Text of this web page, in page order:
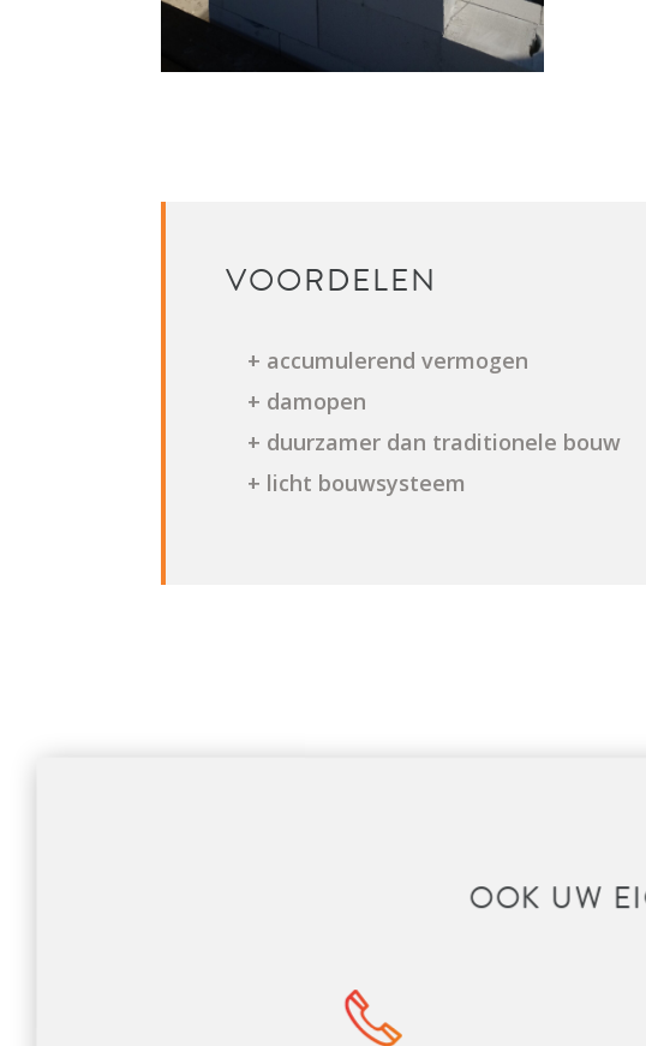
VOORDELEN
+ accumulerend vermogen
+ damopen
+ duurzamer dan traditionele bouw
+ licht bouwsysteem
OOK UW